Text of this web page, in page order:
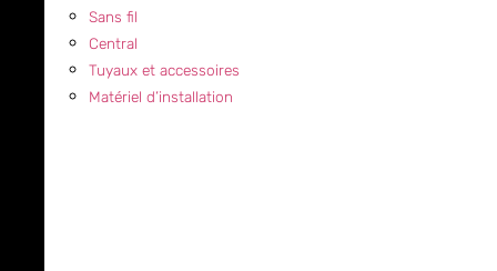
Sans fil
Central
Tuyaux et accessoires
Matériel d’installation